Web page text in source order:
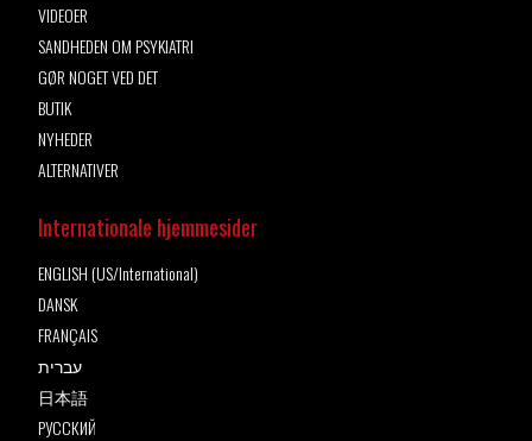
VIDEOER
SANDHEDEN OM PSYKIATRI
GØR NOGET VED DET
BUTIK
NYHEDER
ALTERNATIVER
Internationale hjemmesider
ENGLISH (US/International)
DANSK
FRANÇAIS
עברית
日本語
РУССКИЙ